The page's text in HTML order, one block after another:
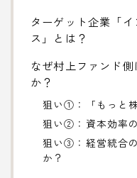
ターゲット企業「
ス」とは？
なぜ村上ファンド
か？
狙い①：「もっと
狙い②：資本効率
狙い③：経営統合
か？